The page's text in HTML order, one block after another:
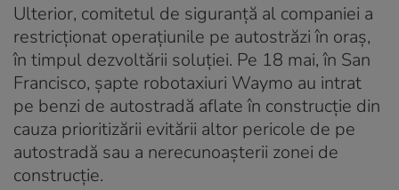
Ulterior, comitetul de siguranță al companiei a
restricționat operațiunile pe autostrăzi în oraș,
în timpul dezvoltării soluției. Pe 18 mai, în San
Francisco, șapte robotaxiuri Waymo au intrat
pe benzi de autostradă aflate în construcție din
cauza prioritizării evitării altor pericole de pe
autostradă sau a nerecunoașterii zonei de
construcție.